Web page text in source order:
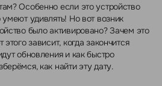
Особенно если это устройство
удивлять! Но вот возник
было активировано? Зачем это
зависит, когда закончится
обновления и как быстро
как найти эту дату.